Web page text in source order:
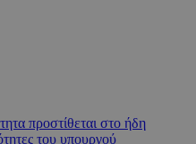
προστίθεται στο ήδη
του υπουργού